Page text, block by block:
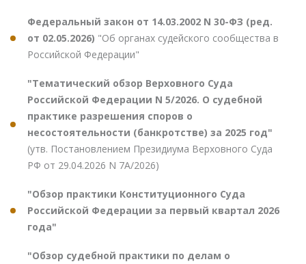
Федеральный закон от 14.03.2002 N 30-ФЗ (ред.
от 02.05.2026) "Об органах судейского сообщества в
Российской Федерации"
"Тематический обзор Верховного Суда
Российской Федерации N 5/2026. О судебной
практике разрешения споров о
несостоятельности (банкротстве) за 2025 год"
(утв. Постановлением Президиума Верховного Суда
РФ от 29.04.2026 N 7А/2026)
"Обзор практики Конституционного Суда
Российской Федерации за первый квартал 2026
года"
"Обзор судебной практики по делам о